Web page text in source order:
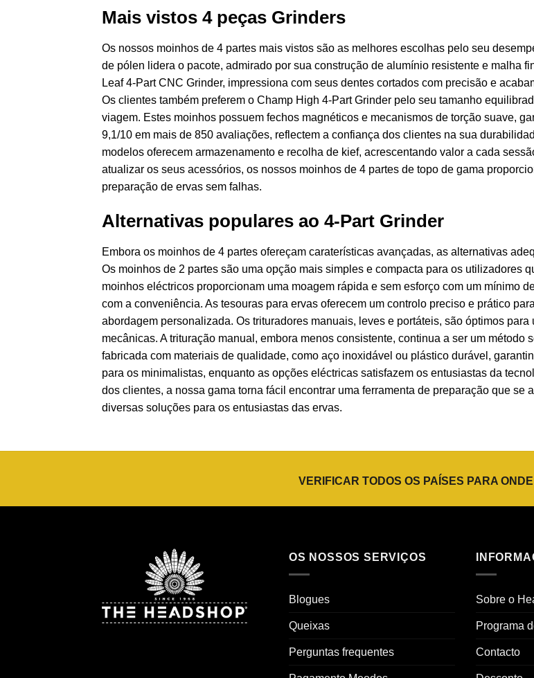
Mais vistos 4 peças Grinders
Os nossos moinhos de 4 partes mais vistos são as melhores escolhas pelo seu
de pólen lidera o pacote, admirado por sua construção de alumínio resistente e malha
Leaf 4-Part CNC Grinder, impressiona com seus dentes cortados com precisão e
Os clientes também preferem o Champ High 4-Part Grinder pelo seu tamanho
viagem. Estes moinhos possuem fechos magnéticos e mecanismos de torção suave,
9,1/10 em mais de 850 avaliações, reflectem a confiança dos clientes na sua
modelos oferecem armazenamento e recolha de kief, acrescentando valor a cada
atualizar os seus acessórios, os nossos moinhos de 4 partes de topo de gama
preparação de ervas sem falhas.
Alternativas populares ao 4-Part Grinder
Embora os moinhos de 4 partes ofereçam caraterísticas avançadas, as alternativas
Os moinhos de 2 partes são uma opção mais simples e compacta para os utilizadores
moinhos eléctricos proporcionam uma moagem rápida e sem esforço com um mínimo
com a conveniência. As tesouras para ervas oferecem um controlo preciso e prático
abordagem personalizada. Os trituradores manuais, leves e portáteis, são óptimos
mecânicas. A trituração manual, embora menos consistente, continua a ser um
fabricada com materiais de qualidade, como aço inoxidável ou plástico durável,
para os minimalistas, enquanto as opções eléctricas satisfazem os entusiastas da
dos clientes, a nossa gama torna fácil encontrar uma ferramenta de preparação que se
diversas soluções para os entusiastas das ervas.
VERIFICAR TODOS OS PAÍSES PARA
OS NOSSOS SERVIÇOS
Blogues
Queixas
Perguntas frequentes
Sobre o
Programa
Contacto